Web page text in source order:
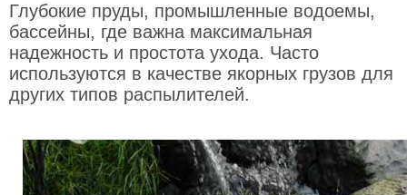
Глубокие пруды, промышленные водоемы,
бассейны, где важна максимальная
надежность и простота ухода. Часто
используются в качестве якорных грузов для
других типов распылителей.